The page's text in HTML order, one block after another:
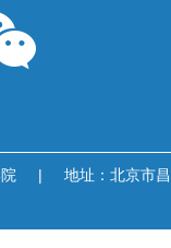
| 地址：北京市